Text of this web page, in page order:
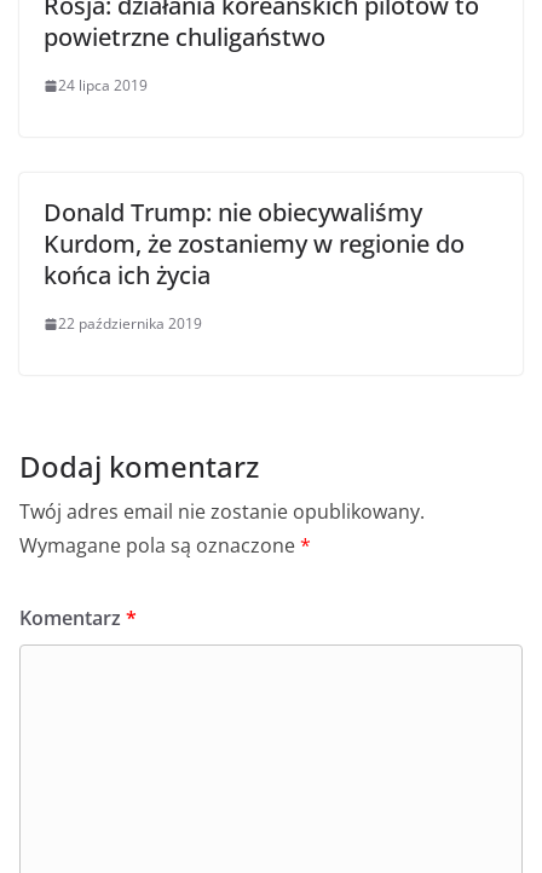
powietrzne chuligaństwo
24 lipca 2019
Donald Trump: nie obiecywaliśmy
Kurdom, że zostaniemy w regionie do
końca ich życia
22 października 2019
Dodaj komentarz
Twój adres email nie zostanie opublikowany.
Wymagane pola są oznaczone*
Komentarz *